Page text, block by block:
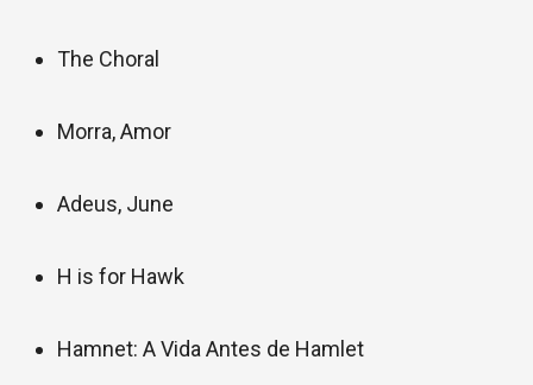
The Choral
Morra, Amor
Adeus, June
H is for Hawk
Hamnet: A Vida Antes de Hamlet